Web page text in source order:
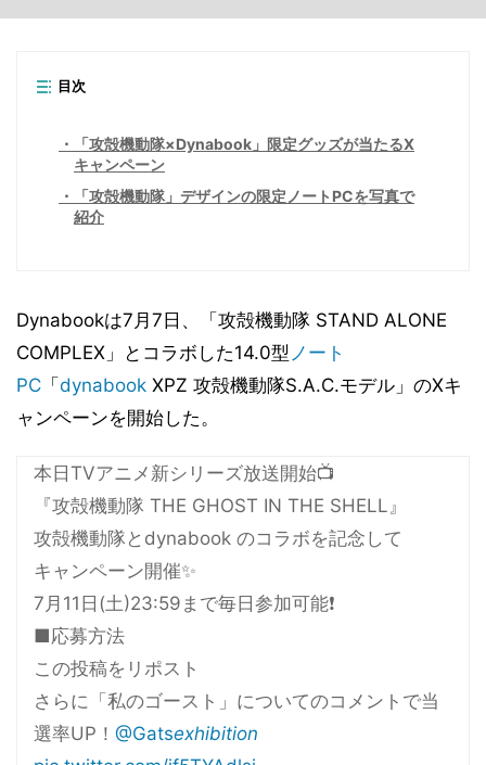
目次
「攻殻機動隊×Dynabook」限定グッズが当たるX
キャンペーン
「攻殻機動隊」デザインの限定ノートPCを写真で
紹介
Dynabookは7月7日、「攻殻機動隊 STAND ALONE
COMPLEX」とコラボした14.0型 ノート
PC 「 dynabook XPZ 攻殻機動隊S.A.C.モデル」のXキ
ャンペーンを開始した。
本日TVアニメ新シリーズ放送開始📺
『攻殻機動隊 THE GHOST IN THE SHELL』
攻殻機動隊とdynabook のコラボを記念して
キャンペーン開催✨
7月11日(土)23:59まで毎日参加可能❗️
■応募方法
この投稿をリポスト
さらに「私のゴースト」についてのコメントで当
選率UP！ @Gatsexhibition